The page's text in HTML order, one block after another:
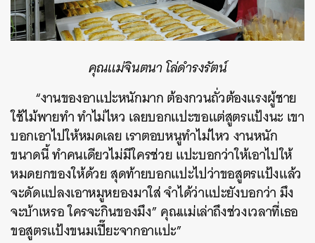
คุณแม่จินตนา โล่ดำรงรัตน์
“งานของอาแปะหนักมาก ต้องกวนถั่วต้องแรงผู้ชาย
ใช้ไม้พายทำ ทำไม่ไหว เลยบอกแปะขอแต่สูตรแป้งนะ เขา
บอกเอาไปให้หมดเลย เราตอบหนูทำไม่ไหว งานหนัก
ขนาดนี้ ทำคนเดียวไม่มีใครช่วย แปะบอกว่าให้เอาไปให้
หมดยกของให้ด้วย สุดท้ายบอกแปะไปว่าขอสูตรแป้งแล้ว
จะดัดแปลงเอาหมูหยองมาใส่ จำได้ว่าแปะยังบอกว่า มึง
จะบ้าเหรอ ใครจะกินของมึง” คุณแม่เล่าถึงช่วงเวลาที่เธอ
ขอสูตรแป้งขนมเปี๊ยะจากอาแปะ”